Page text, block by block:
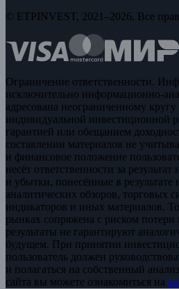
© ETPINVEST, 2021–2026. Все
Ограничение ответственности.
исключительно информационно-
адресована неограниченному кругу
индивидуальной инвестиционной
гарантией или обещанием
составлении материалов не
и финансовое положение
несёт ответственности за
и убытки, понесённые в результате
аналитических обзоров, торговых
индикаторов и иных материалов.
рынках сопряжена с риском
результаты не гарантируют
будущем. При принятии
пользователь должен
и полагаться на собственный
сайта вы можете ознакомиться на